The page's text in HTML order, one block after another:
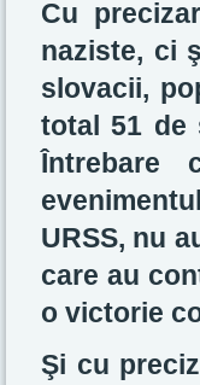
Cu
naziste, ci
slovacii,
total 51 de
Întrebare
URSS, nu
care au
o victorie
Şi cu